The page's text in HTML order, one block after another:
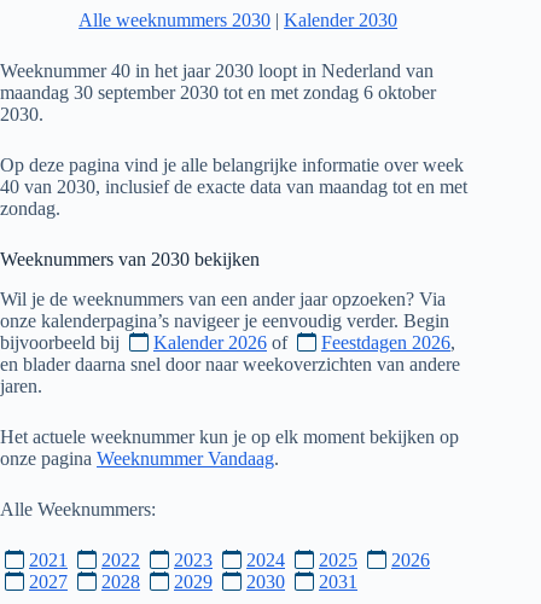
Alle weeknummers 2030 |Kalender 2030
Weeknummer 40 in het jaar 2030 loopt in Nederland van
maandag 30 september 2030 tot en met zondag 6 oktober
2030.
Op deze pagina vind je alle belangrijke informatie over week
40 van 2030, inclusief de exacte data van maandag tot en met
zondag.
Weeknummers van 2030 bekijken
Wil je de weeknummers van een ander jaar opzoeken? Via
onze kalenderpagina’s navigeer je eenvoudig verder. Begin
bijvoorbeeld bij
Kalender 2026 of Feestdagen 2026,
en blader daarna snel door naar weekoverzichten van andere
jaren.
Het actuele weeknummer kun je op elk moment bekijken op
onze pagina Weeknummer Vandaag.
Alle Weeknummers:
2021 2022 2023 2024 2025
2026
2027
2028 2029 2030 2031